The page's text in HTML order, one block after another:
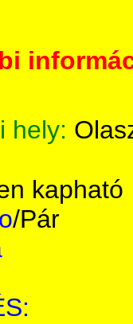
hely:
kapható
/Pár